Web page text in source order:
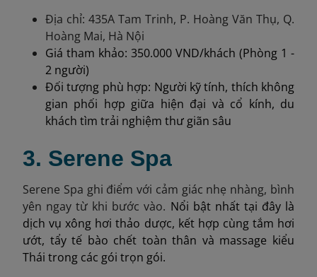
Địa chỉ: 435A Tam Trinh, P. Hoàng Văn Thụ, Q.
Hoàng Mai, Hà Nội
Giá tham khảo: 350.000 VND/khách (Phòng 1 -
2 người)
Đối tượng phù hợp: Người kỹ tính, thích không
gian phối hợp giữa hiện đại và cổ kính, du
khách tìm trải nghiệm thư giãn sâu
3. Serene Spa
Serene Spa ghi điểm với cảm giác nhẹ nhàng, bình
yên ngay từ khi bước vào. Nổi bật nhất tại đây là
dịch vụ xông hơi thảo dược, kết hợp cùng tắm hơi
ướt, tẩy tế bào chết toàn thân và massage kiểu
Thái trong các gói trọn gói.